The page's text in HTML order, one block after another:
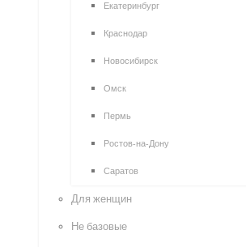
Екатеринбург
Краснодар
Новосибирск
Омск
Пермь
Ростов-на-Дону
Саратов
Для женщин
Не базовые